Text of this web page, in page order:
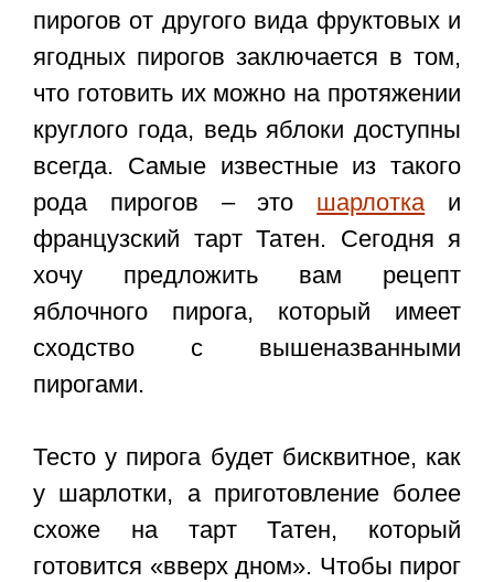
пирогов от другого вида фруктовых и
ягодных пирогов заключается в том,
что готовить их можно на протяжении
круглого года, ведь яблоки доступны
всегда. Самые известные из такого
рода пирогов – это шарлоткаи
французский тарт Татен. Сегодня я
хочу предложить вам рецепт
яблочного пирога, который имеет
сходство с вышеназванными
пирогами.
Тесто у пирога будет бисквитное, как
у шарлотки, а приготовление более
схоже на тарт Татен, который
готовится «вверх дном». Чтобы пирог